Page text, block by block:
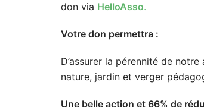
don via HelloAsso.
Votre don permettra :
D’assurer la pérennité de
nature, jardin et verger
Une belle action et 66% de